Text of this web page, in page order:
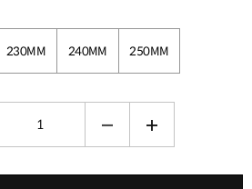
230MM 240MM 250MM